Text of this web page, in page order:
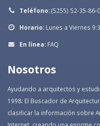
Teléfono:(5255) 52-35-86-
Horario: Lunes a Viernes
En línea: FAQ
Nosotros
Ayudando a arquitectos y
1998: El Buscador de
clasificar la información sobre